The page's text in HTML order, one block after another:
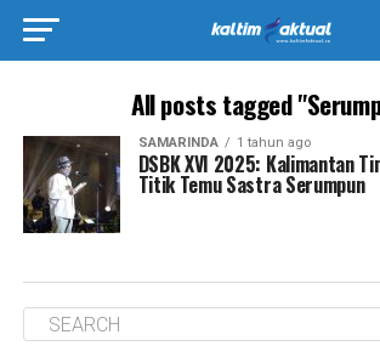
All posts tagged
SAMARINDA 1 tahun ago
DSBK XVI 2025: Kalimantan
Titik Temu Sastra Serumpun